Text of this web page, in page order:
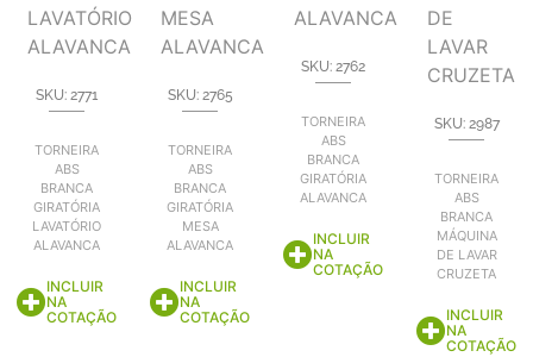
SKU: 2771
TORNEIRA
ABS
BRANCA
GIRATÓRIA
LAVATÓRIO
ALAVANCA
INCLUIR
NA
COTAÇÃO
SKU: 2765
TORNEIRA
ABS
BRANCA
GIRATÓRIA
MESA
ALAVANCA
INCLUIR
NA
COTAÇÃO
SKU: 2762
TORNEIRA
ABS
BRANCA
GIRATÓRIA
ALAVANCA
INCLUIR
NA
COTAÇÃO
SKU: 2987
TORNEIRA
ABS
BRANCA
MÁQUINA
DE LAVAR
CRUZETA
INCLUIR
NA
COTAÇÃO